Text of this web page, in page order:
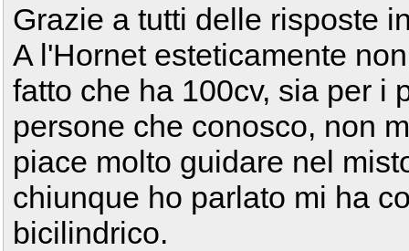
Grazie a tutti delle risposte
A l'Hornet esteticamente
fatto che ha 100cv, sia per i
persone che conosco, non
piace molto guidare nel
chiunque ho parlato mi ha
bicilindrico.